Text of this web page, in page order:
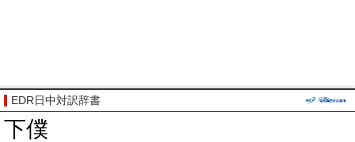
EDR日中対訳辞書
下僕